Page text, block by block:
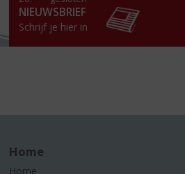
NIEUWSBRIEF
Schrijf je hier in
Home
Home